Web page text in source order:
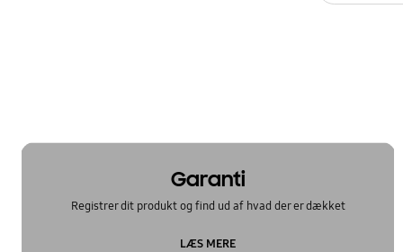
Garanti
Registrer dit produkt og find ud af hvad der er dækket
LÆS MERE